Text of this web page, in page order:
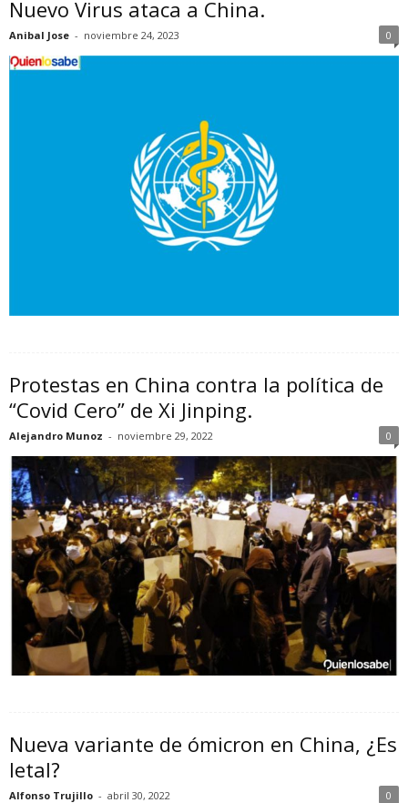
Nuevo Virus ataca a China.
Anibal Jose - noviembre 24, 2023 0
Protestas en China contra la política de
“Covid Cero” de Xi Jinping.
Alejandro Munoz - noviembre 29, 2022 0
Nueva variante de ómicron en China, ¿Es
letal?
Alfonso Trujillo - abril 30, 2022 0